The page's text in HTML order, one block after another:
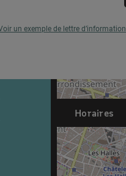
un exemple de lettre d’information
Horaires